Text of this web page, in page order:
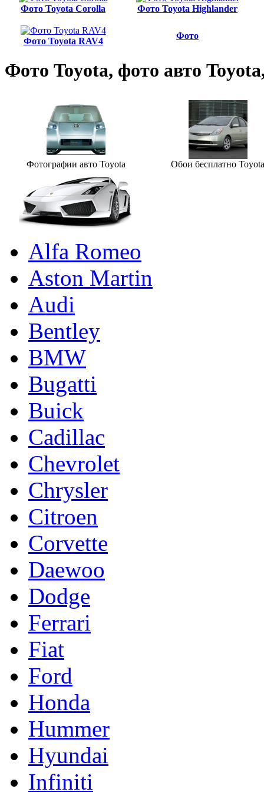
Фото Toyota Corolla Фото Toyota Highlander
Фото Toyota RAV4
Фото
Фото Toyota, фото авто
Фотографии авто Toyota Обои бесплатно Toyota
Alfa Romeo
Aston Martin
Audi
Bentley
BMW
Bugatti
Buick
Cadillac
Chevrolet
Chrysler
Citroen
Corvette
Daewoo
Dodge
Ferrari
Fiat
Ford
Honda
Hummer
Hyundai
Infiniti